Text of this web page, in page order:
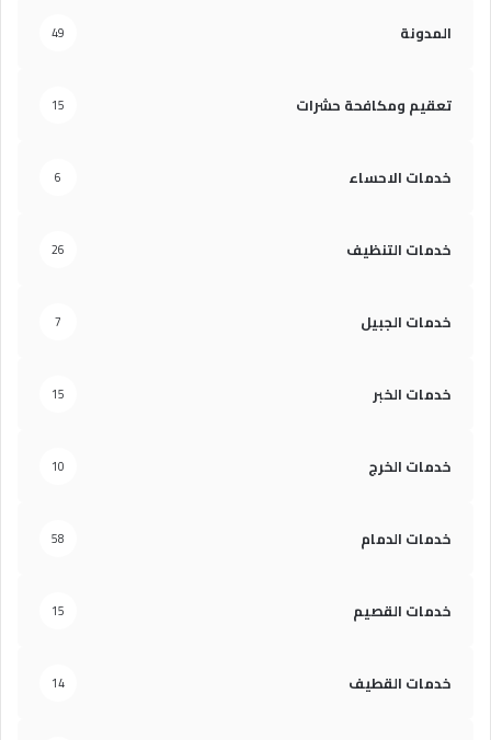
المدونة 49
تعقيم ومكافحة حشرات 15
خدمات الاحساء 6
خدمات التنظيف 26
خدمات الجبيل 7
خدمات الخبر 15
خدمات الخرج 10
خدمات الدمام 58
خدمات القصيم 15
خدمات القطيف 14